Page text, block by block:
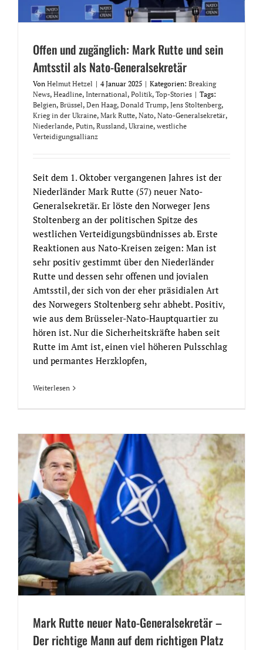
Offen und zugänglich: Mark Rutte und sein
Amtsstil als Nato-Generalsekretär
Von Helmut Hetzel | 4 Januar 2025 | Kategorien: Breaking
News, Headline, International, Politik, Top-Stories | Tags:
Belgien, Brüssel, Den Haag, Donald Trump, Jens Stoltenberg,
Krieg in der Ukraine, Mark Rutte, Nato, Nato-Generalsekretär,
Niederlande, Putin, Russland, Ukraine, westliche
Verteidigungsallianz
Seit dem 1. Oktober vergangenen Jahres ist der
Niederländer Mark Rutte (57) neuer Nato-
Generalsekretär. Er löste den Norweger Jens
Stoltenberg an der politischen Spitze des
westlichen Verteidigungsbündnisses ab. Erste
Reaktionen aus Nato-Kreisen zeigen: Man ist
sehr positiv gestimmt über den Niederländer
Rutte und dessen sehr offenen und jovialen
Amtsstil, der sich von der eher präsidialen Art
des Norwegers Stoltenberg sehr abhebt. Positiv,
wie aus dem Brüsseler-Nato-Hauptquartier zu
hören ist. Nur die Sicherheitskräfte haben seit
Rutte im Amt ist, einen viel höheren Pulsschlag
und permantes Herzklopfen,
Weiterlesen
Mark Rutte neuer Nato-Generalsekretär –
Der richtige Mann auf dem richtigen Platz